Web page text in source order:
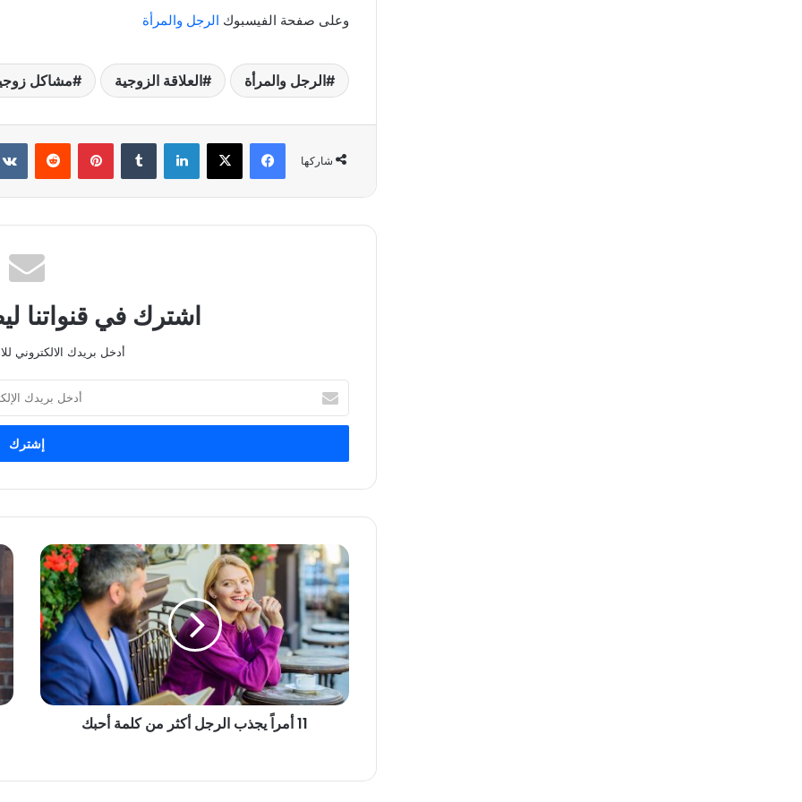
وعلى صفحة الفيسبوك الرجل والمرأة
الرجل والمرأة العلاقة الزوجية مشاكل
شاركها
فيسبوك X لينكدإن بينتيريست
اشترك في قنواتنا
أدخل بريدك الالكتروني
بريدك
الإلكتروني
11 أمراً يجذب الرجل أكثر من كلمة أحبك